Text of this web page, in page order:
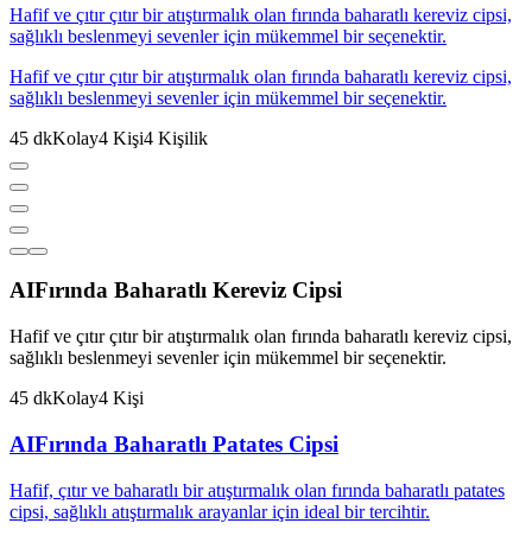
Hafif ve çıtır çıtır bir atıştırmalık olan fırında baharatlı kereviz cipsi,
sağlıklı beslenmeyi sevenler için mükemmel bir seçenektir.
Hafif ve çıtır çıtır bir atıştırmalık olan fırında baharatlı kereviz cipsi,
sağlıklı beslenmeyi sevenler için mükemmel bir seçenektir.
45 dkKolay4 Kişi4 Kişilik
AIFırında Baharatlı Kereviz Cipsi
Hafif ve çıtır çıtır bir atıştırmalık olan fırında baharatlı kereviz cipsi,
sağlıklı beslenmeyi sevenler için mükemmel bir seçenektir.
45 dkKolay4 Kişi
AIFırında Baharatlı Patates Cipsi
Hafif, çıtır ve baharatlı bir atıştırmalık olan fırında baharatlı patates
cipsi, sağlıklı atıştırmalık arayanlar için ideal bir tercihtir.